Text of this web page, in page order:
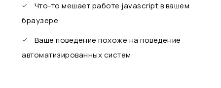
Что-то мешает работе javascript в вашем
браузере
Ваше поведение похоже на поведение
автоматизированных систем